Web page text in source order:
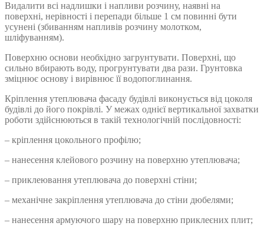
Видалити всі надлишки і напливи розчину, наявні на
поверхні, нерівності і перепади більше 1 см повинні бути
усунені (збиванням напливів розчину молотком,
шліфуванням).
Поверхню основи необхідно загрунтувати. Поверхні, що
сильно вбирають воду, прогрунтувати два рази. Грунтовка
зміцнює основу і вирівнює її водопоглинання.
Кріплення утеплювача фасаду будівлі виконується від цоколя
будівлі до його покрівлі. У межах однієї вертикальної захватки
роботи здійснюються в такій технологічній послідовності:
– кріплення цокольного профілю;
– нанесення клейового розчину на поверхню утеплювача;
– приклеювання утеплювача до поверхні стіни;
– механічне закріплення утеплювача до стіни дюбелями;
– нанесення армуючого шару на поверхню приклеєних плит;